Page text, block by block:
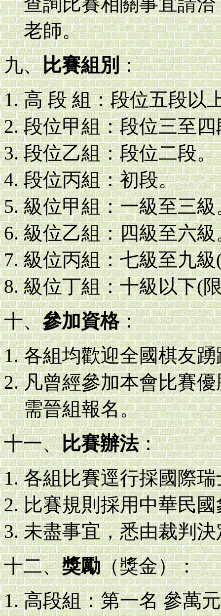
老師。
九、比賽組別：
高 段 組：段位五段以
段位甲組：段位三至四
段位乙組：段位二段。
段位丙組：初段。
級位甲組：一級至三級
級位乙組：四級至六級
級位丙組：七級至九
級位丁組：十級以下(
十、參加資格：
各組均歡迎全國棋友
凡曾經參加本會比賽
需晉組報名。
十一、比賽辦法：
各組比賽逕行採國際
比賽規則採用中華民
未盡事宜，悉由裁判
十二、獎勵（獎金）：
高段組：第一名 參